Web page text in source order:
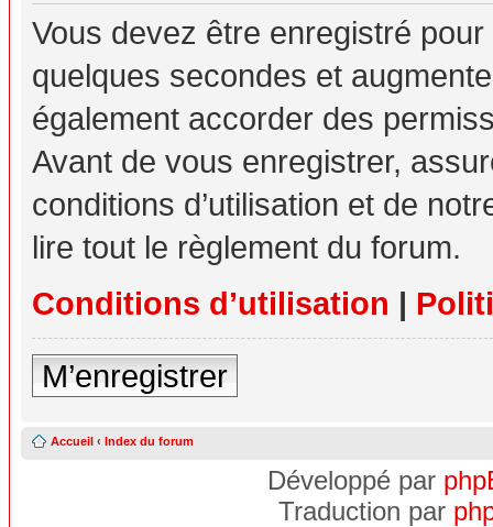
Vous devez être enregistré
quelques secondes et
également accorder des
Avant de vous enregistrer,
conditions d’utilisation et de
lire tout le règlement du forum.
Conditions d’utilisation |
M’enregistrer
Accueil ‹ Index du forum
Développé par
Traduction par